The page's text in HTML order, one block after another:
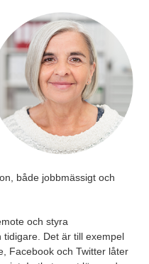
både jobbmässigt och
och styra
Det är till exempel
Facebook och Twitter låter